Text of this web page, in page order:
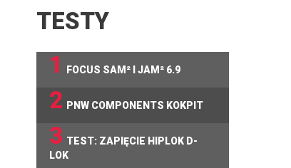
TESTY
1
FOCUS SAM² I JAM² 6.9
2 PNW COMPONENTS KOKPIT
3 TEST: ZAPIĘCIE HIPLOK D-
LOK